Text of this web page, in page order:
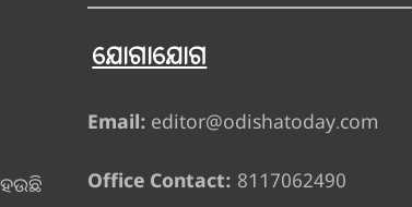
ଯୋଗାଯୋଗ
Email: editor@odishatoday.com
Office Contact: 8117062490